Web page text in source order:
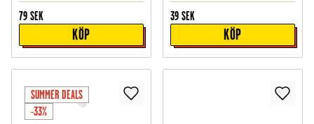
79 SEK
KÖP
39 SEK
KÖP
SUMMER DEALS
-33%